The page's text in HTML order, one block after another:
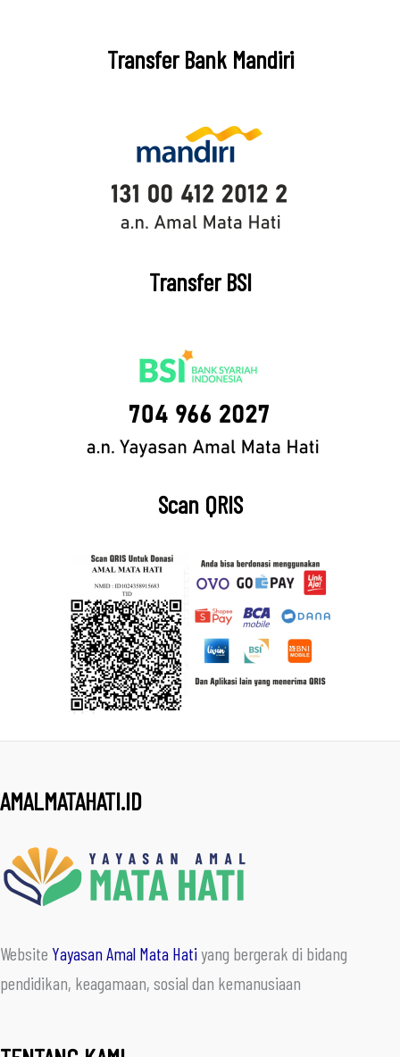
Transfer Bank Mandiri
Transfer BSI
Scan QRIS
AMALMATAHATI.ID
Website Yayasan Amal Mata Hatiyang bergerak di bidang
pendidikan, keagamaan, sosial dan kemanusiaan